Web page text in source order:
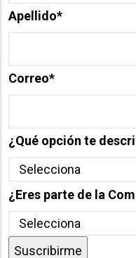
Apellido*
Correo*
¿Qué opción te
¿Eres parte de la